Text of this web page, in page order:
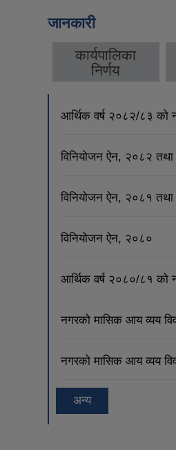
जानकारी
कार्यपालिका
निर्णय
आर्थिक वर्ष २०८२/८३ को
विनियोजन ऐन, २०८२ तथा
विनियोजन ऐन, २०८१ तथा
विनियोजन ऐन, २०८०
आर्थिक वर्ष २०८०/८१ को
नगरको मासिक आय व्यय
नगरको मासिक आय व्यय
अन्य